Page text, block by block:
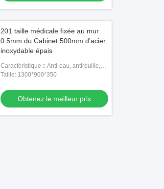
201 taille médicale fixée au mur
0.5mm du Cabinet 500mm d'acier
inoxydable épais
Caractéristique :: Anti-eau, antirouille,
longue durée de vie
Taille: 1300*900*350
Obtenez le meilleur prix